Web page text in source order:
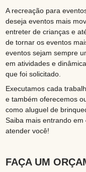
A recreação para
deseja eventos mais
entreter de crianças e
de tornar os eventos
eventos sejam sempre
em atividades e
que foi solicitado.
Executamos cada
e também oferecemos
como aluguel de
Saiba mais entrando
atender você!
FAÇA UM